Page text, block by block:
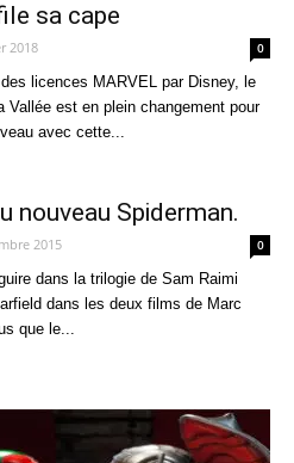
sa cape
2018 0
licences MARVEL par Disney, le
Vallée est en plein changement pour
avec cette...
nouveau Spiderman.
2015 0
dans la trilogie de Sam Raimi
dans les deux films de Marc
que le...